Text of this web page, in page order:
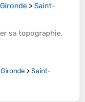
Gironde > Saint-
sa topographie,
Gironde >Saint-